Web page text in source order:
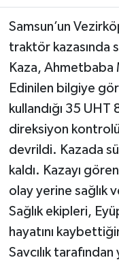
Samsun’un
traktör kazasında
Kaza,
Edinilen bilgiye
kullandığı 35
direksiyon
devrildi. Kazada
kaldı. Kazayı
olay yerine sağlık
Sağlık ekipleri,
hayatını
Savcılık